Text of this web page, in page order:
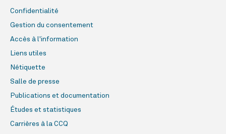
Confidentialité
Gestion du consentement
Accès à l'information
Liens utiles
Nétiquette
Salle de presse
Publications et documentation
Études et statistiques
Carrières à la CCQ